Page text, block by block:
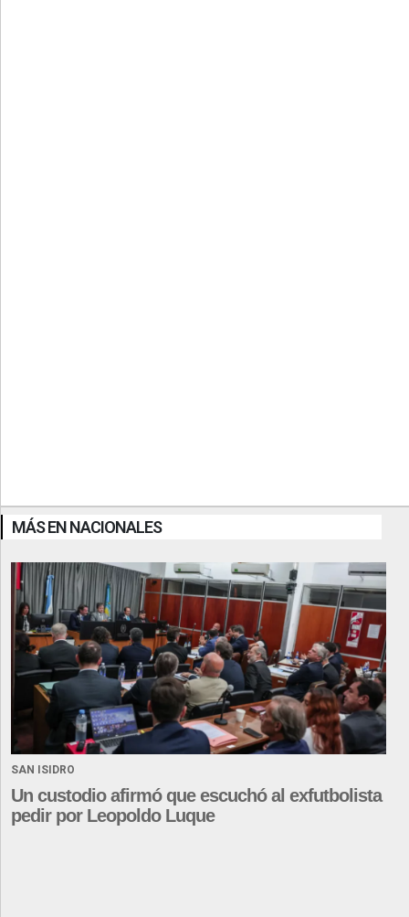
MÁS EN NACIONALES
SAN ISIDRO
Un custodio afirmó que escuchó al exfutbolista
pedir por Leopoldo Luque